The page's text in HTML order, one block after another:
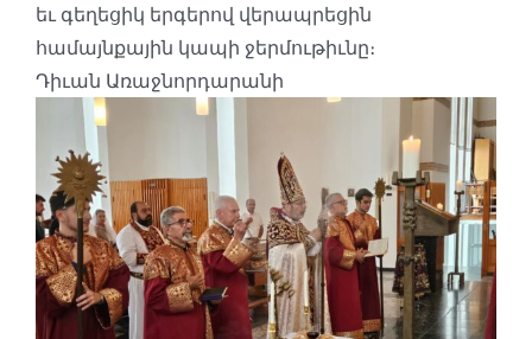
եւ գեղեցիկ երգերով վերապրեցին
համայնքային կապի ջերմութիւնը։
Դիւան Առաջնորդարանի